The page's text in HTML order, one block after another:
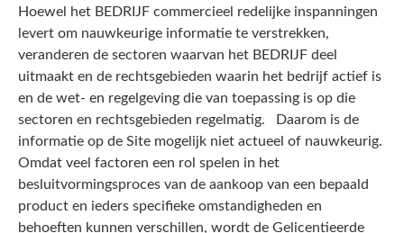
Hoewel het BEDRIJF commercieel redelijke inspanningen
levert om nauwkeurige informatie te verstrekken,
veranderen de sectoren waarvan het BEDRIJF deel
uitmaakt en de rechtsgebieden waarin het bedrijf actief is
en de wet- en regelgeving die van toepassing is op die
sectoren en rechtsgebieden regelmatig. Daarom is de
informatie op de Site mogelijk niet actueel of nauwkeurig.
Omdat veel factoren een rol spelen in het
besluitvormingsproces van de aankoop van een bepaald
product en ieders specifieke omstandigheden en
behoeften kunnen verschillen, wordt de Gelicentieerde